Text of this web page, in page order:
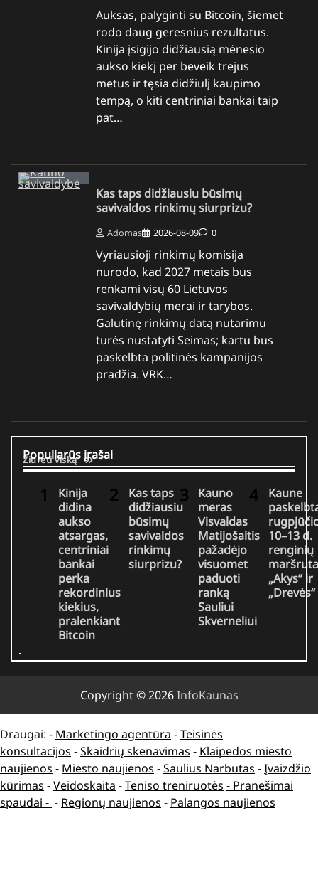
Auksas, palyginti su Bitcoin, šiemet
rodo daug geresnius rezultatus.
Kinija įsigijo didžiausią mėnesio
aukso kiekį per beveik trejus
metus ir tęsia didžiulį kaupimo
tempą, o kiti centriniai bankai taip
pat…
Kas taps didžiausiu būsimų
savivaldos rinkimų siurprizu?
Adomas 2026-08-09 0
Vyriausioji rinkimų komisija
nurodo, kad 2027 metais bus
renkami visų 60 Lietuvos
savivaldybių merai ir tarybos.
Galutinę rinkimų datą nutarimu
turės nustatyti Seimas; kartu bus
paskelbta politinės kampanijos
pradžia. VRK…
Populiarūs įrašai
Žiūrėti viską
Kinija
didina
aukso
atsargas,
centriniai
bankai
perka
rekordinius
kiekius,
pralenkiant
Bitcoin
Kas taps
didžiausiu
būsimų
savivaldos
rinkimų
siurprizu?
Kauno
meras
Visvaldas
Matijošaitis
pažadėjo
visuomet
paduoti
ranką
Sauliui
Skverneliui
Kaune
10–13 d.
renginių
„Akys“ ir
„Drevės“
Copyright © 2026InfoKaunas
Draugai: - Marketingo agentūra -Teisinės
konsultacijos -Skaidrių skenavimas - Klaipedos miesto
naujienos - Miesto naujienos -Saulius Narbutas -Įvaizdžio
kūrimas -Veidoskaita -Teniso treniruotės - Pranešimai
spaudai - - Regionų naujienos - Palangos naujienos